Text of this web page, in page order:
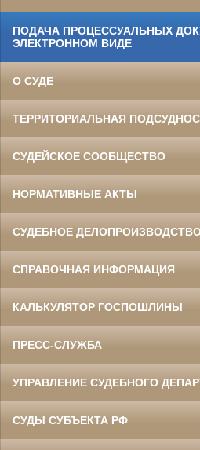
ПОДАЧА ПРОЦЕССУАЛЬНЫХ
ЭЛЕКТРОННОМ ВИДЕ
О СУДЕ
ТЕРРИТОРИАЛЬНАЯ
СУДЕЙСКОЕ СООБЩЕСТВО
НОРМАТИВНЫЕ АКТЫ
СУДЕБНОЕ
СПРАВОЧНАЯ ИНФОРМАЦИЯ
КАЛЬКУЛЯТОР ГОСПОШЛИНЫ
ПРЕСС-СЛУЖБА
УПРАВЛЕНИЕ СУДЕБНОГО
СУДЫ СУБЪЕКТА РФ